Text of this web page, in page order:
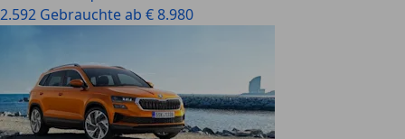
2.592 Gebrauchte ab € 8.980